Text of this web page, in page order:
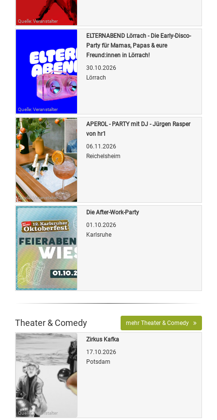
Quelle: Veranstalter
Quelle: Veranstalter
ELTERNABEND Lörrach - Die Early-Disco-
Party für Mamas, Papas & eure
Freund:innen in Lörrach!
30.10.2026
Lörrach
Quelle: Veranstalter
APEROL - PARTY mit DJ - Jürgen Rasper
von hr1
06.11.2026
Reichelsheim
Quelle: Veranstalter
Die After-Work-Party
01.10.2026
Karlsruhe
Theater & Comedy mehr Theater & Comedy
Quelle: Veranstalter
Zirkus Kafka
17.10.2026
Potsdam